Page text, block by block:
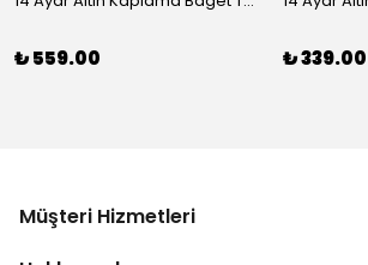
₺ 559.00 ₺ 339.00
Müşteri Hizmetleri